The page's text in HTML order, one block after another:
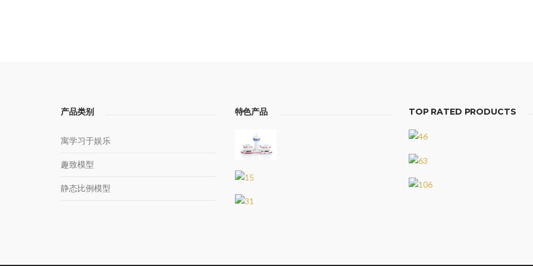
产品类别
寓学习于娱乐
趣致模型
静态比例模型
特色产品 TOP RATED PRODUCTS